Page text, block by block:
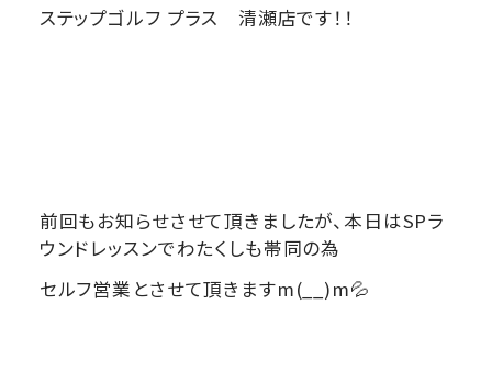
ステップゴルフ プラス 清瀬店です！！
前回もお知らせさせて頂きましたが、本日はSPラ
ウンドレッスンでわたくしも帯同の為
セルフ営業とさせて頂きますm(__)m💦